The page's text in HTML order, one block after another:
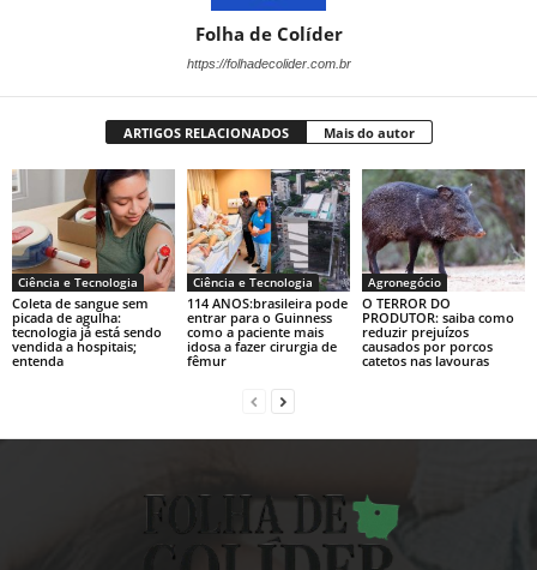
Folha de Colíder
https://folhadecolider.com.br
ARTIGOS RELACIONADOS Mais do autor
Ciência e Tecnologia
Coleta de sangue sem
picada de agulha:
tecnologia já está sendo
vendida a hospitais;
entenda
Ciência e Tecnologia
114 ANOS:brasileira pode
entrar para o Guinness
como a paciente mais
idosa a fazer cirurgia de
fêmur
Agronegócio
O TERROR DO
PRODUTOR: saiba como
reduzir prejuízos
causados por porcos
catetos nas lavouras